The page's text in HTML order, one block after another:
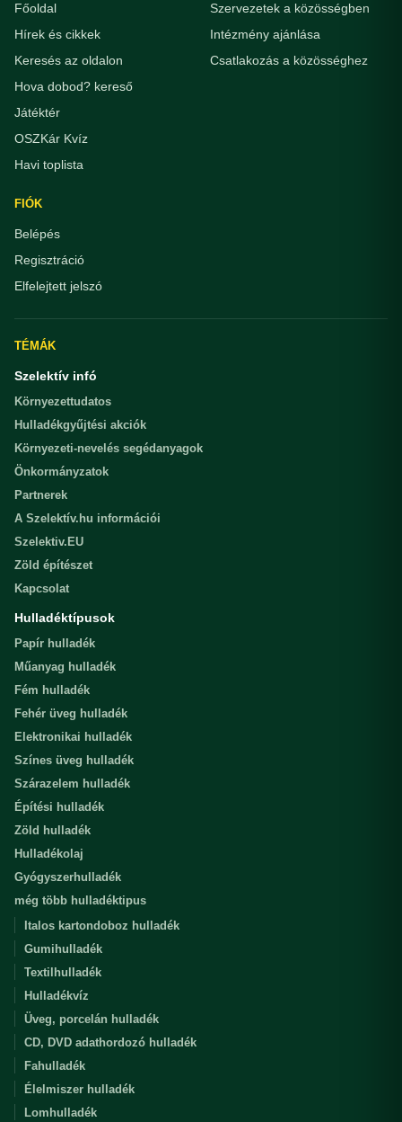
Főoldal
Hírek és cikkek
Keresés az oldalon
Hova dobod? kereső
Játéktér
OSZKár Kvíz
Havi toplista
Szervezetek a közösségben
Intézmény ajánlása
Csatlakozás a közösséghez
FIÓK
Belépés
Regisztráció
Elfelejtett jelszó
TÉMÁK
Szelektív infó
Környezettudatos
Hulladékgyűjtési akciók
Környezeti-nevelés segédanyagok
Önkormányzatok
Partnerek
A Szelektív.hu információi
Szelektiv.EU
Zöld építészet
Kapcsolat
Hulladéktípusok
Papír hulladék
Műanyag hulladék
Fém hulladék
Fehér üveg hulladék
Elektronikai hulladék
Színes üveg hulladék
Szárazelem hulladék
Építési hulladék
Zöld hulladék
Hulladékolaj
Gyógyszerhulladék
még több hulladéktipus
Italos kartondoboz hulladék
Gumihulladék
Textilhulladék
Hulladékvíz
Üveg, porcelán hulladék
CD, DVD adathordozó hulladék
Fahulladék
Élelmiszer hulladék
Lomhulladék